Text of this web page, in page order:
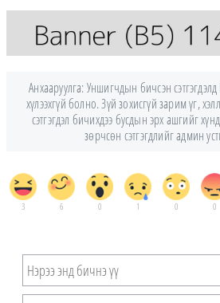
Анхааруулга: Уншигчдын бичсэн
хүлээхгүй болно. Зүй зохисгүй зарим үг,
сэтгэгдэл бичихдээ бусдын эрх ашгийг
зөрчсөн сэтгэгдлийг админ
3 6 0 1 0 0